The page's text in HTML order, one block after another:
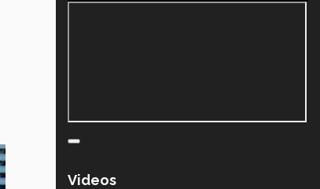
Videos